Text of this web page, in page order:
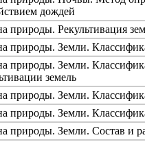
дождей
природы. Рекультивация
природы. Земли.
природы. Земли.
земель
природы. Земли.
природы. Земли.
природы. Земли. Состав и